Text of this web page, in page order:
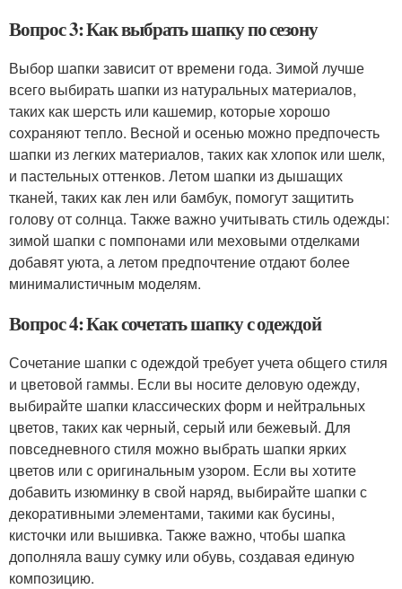
Вопрос 3: Как выбрать шапку по сезону
Выбор шапки зависит от времени года. Зимой лучше
всего выбирать шапки из натуральных материалов,
таких как шерсть или кашемир, которые хорошо
сохраняют тепло. Весной и осенью можно предпочесть
шапки из легких материалов, таких как хлопок или шелк,
и пастельных оттенков. Летом шапки из дышащих
тканей, таких как лен или бамбук, помогут защитить
голову от солнца. Также важно учитывать стиль одежды:
зимой шапки с помпонами или меховыми отделками
добавят уюта, а летом предпочтение отдают более
минималистичным моделям.
Вопрос 4: Как сочетать шапку с одеждой
Сочетание шапки с одеждой требует учета общего стиля
и цветовой гаммы. Если вы носите деловую одежду,
выбирайте шапки классических форм и нейтральных
цветов, таких как черный, серый или бежевый. Для
повседневного стиля можно выбрать шапки ярких
цветов или с оригинальным узором. Если вы хотите
добавить изюминку в свой наряд, выбирайте шапки с
декоративными элементами, такими как бусины,
кисточки или вышивка. Также важно, чтобы шапка
дополняла вашу сумку или обувь, создавая единую
композицию.